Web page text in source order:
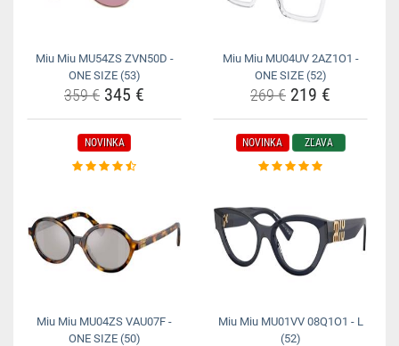
Miu Miu MU54ZS ZVN50D -
ONE SIZE (53)
359 € 345 €
Miu Miu MU04UV 2AZ1O1 -
ONE SIZE (52)
269 € 219 €
NOVINKA
Miu Miu MU04ZS VAU07F -
ONE SIZE (50)
NOVINKA ZĽAVA
Miu Miu MU01VV 08Q1O1 - L
(52)